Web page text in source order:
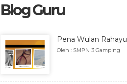
Blog Guru
Pena Wulan Rahayu
Oleh : SMPN 3 Gamping